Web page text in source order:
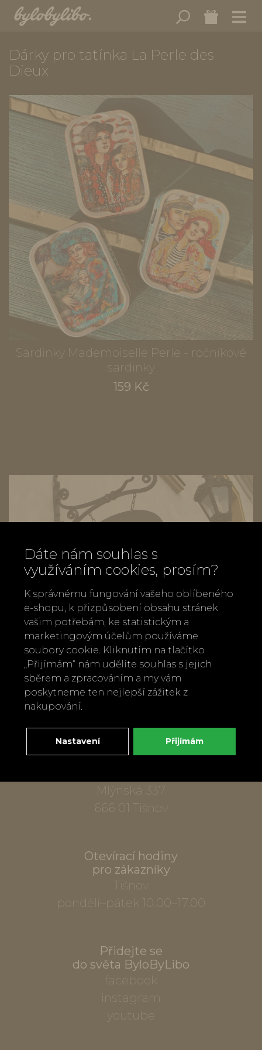
Dárky pro tatínka La Perle des
Dieux
Sardinky Mademoiselle Perle - ročníkové
sardinky
159 Kč
Zavolejte nám
+420 737 886 915
Napište nám
info@bylobylibo.cz
Mlýnská 337
666 01 Tišnov
Otevírací hodiny
pro zákazníky
Tišnov
pondělí–pátek 10.00–17.00
Přidejte se
do světa ByloByLibo
facebook
instagram
youtube
Dáte nám souhlas s
využíváním cookies, prosím?
K správnému fungování vašeho oblíbeného
e-shopu, k přizpůsobení obsahu stránek
vašim potřebám, ke statistickým a
marketingovým účelům používáme
soubory cookie. Kliknutím na tlačítko
„Přijímám“ nám udělíte souhlas s jejich
sběrem a zpracováním a my vám
poskytneme ten nejlepší zážitek z
nakupování.
Nastavení Přijímám